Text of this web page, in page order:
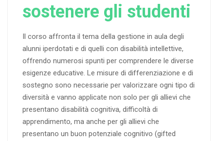
sostenere gli studenti
Il corso affronta il tema della gestione in aula degli
alunni iperdotati e di quelli con disabilità intellettive,
offrendo numerosi spunti per comprendere le diverse
esigenze educative. Le misure di differenziazione e di
sostegno sono necessarie per valorizzare ogni tipo di
diversità e vanno applicate non solo per gli allievi che
presentano disabilità cognitiva, difficoltà di
apprendimento, ma anche per gli allievi che
presentano un buon potenziale cognitivo (gifted